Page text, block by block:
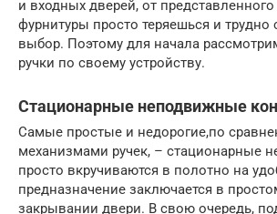
и входных дверей, от
фурнитуры просто теряешься и трудно
выбор. Поэтому для начала
ручки по своему устройству.
Стационарные неподвижные
Самые простые и недорогие,по
механизмами ручек, – стационарные
просто вкручиваются в полотно на
предназначение заключается в
закрывании двери. В свою очередь,